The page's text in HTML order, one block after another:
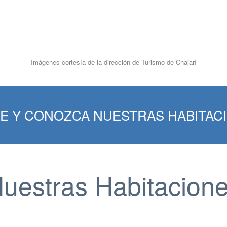
Imágenes cortesía de la dirección de Turismo de Chajarí
Y CONOZCA NUESTRAS